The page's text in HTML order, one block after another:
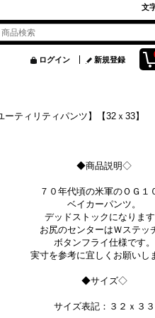
文
ログイン 新規登録
ティリティパンツ】【32ｘ33】
◆商品説明◇
７０年代頃の米軍のＯＧ１
ベイカーパンツ。
デッドストックになります
お尻のセンターはＷステッ
ボタンフライ仕様です。
実寸を参考に宜しくお願いし
◆サイズ◇
サイズ表記：３２ｘ３３